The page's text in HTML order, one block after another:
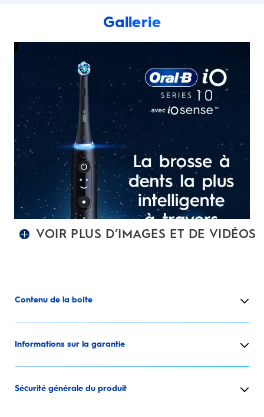
Gallerie
VOIR PLUS D’IMAGES ET DE VIDÉOS
Contenu de la boîte
Informations sur la garantie
Sécurité générale du produit